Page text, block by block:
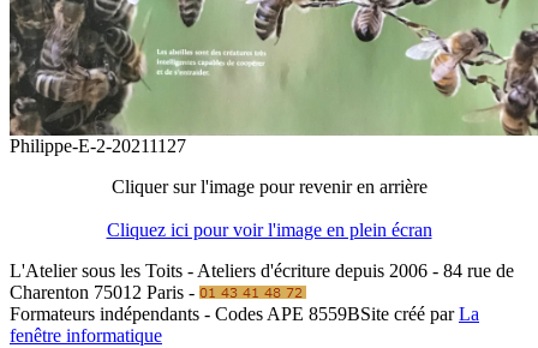
Philippe-E-2-20211127
Cliquer sur l'image pour revenir en arrière
Cliquez ici pour voir l'image en plein écran
L'Atelier sous les Toits - Ateliers d'écriture depuis 2006 - 84 rue de
Charenton 75012 Paris -
Formateurs indépendants - Codes APE 8559BSite créé parLa
fenêtre informatique